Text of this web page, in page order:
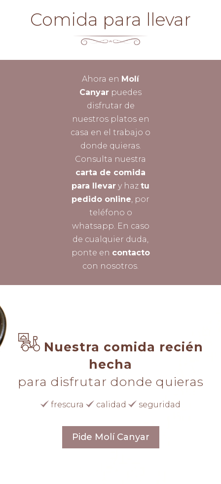
Comida para llevar
Ahora en Molí
Canyar puedes
disfrutar de
nuestros platos en
casa en el trabajo o
donde quieras.
Consulta nuestra
carta de comida
para llevar y haz tu
pedido online, por
teléfono o
whatsapp. En caso
de cualquier duda,
ponte en contacto
con nosotros.
Nuestra comida recién
hecha
para disfrutar donde quieras
frescura calidad seguridad
Pide Molí Canyar